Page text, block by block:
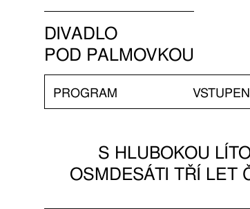
DIVADLO
POD PALMOVKOU
PROGRAM
S HLUBOKOU
OSMDESÁTI TŘÍ LET